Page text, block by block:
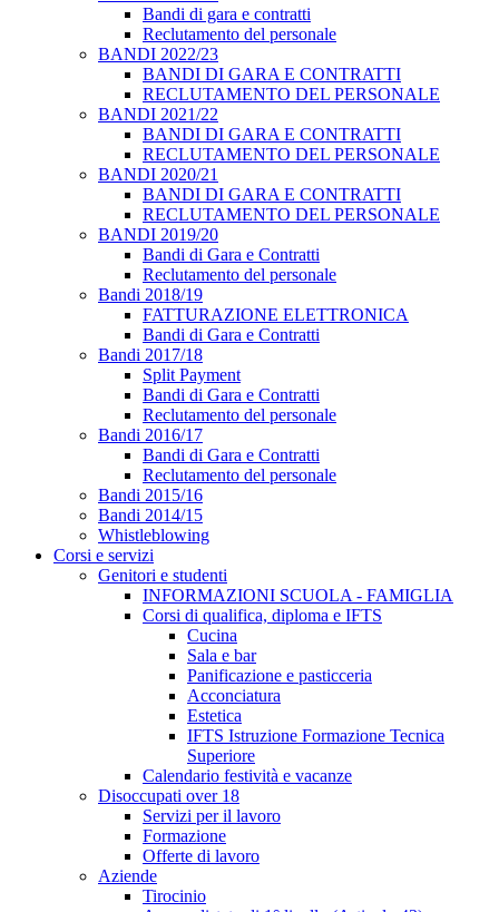
Bandi di gara e contratti
Reclutamento del personale
BANDI 2022/23
BANDI DI GARA E CONTRATTI
RECLUTAMENTO DEL PERSONALE
BANDI 2021/22
BANDI DI GARA E CONTRATTI
RECLUTAMENTO DEL PERSONALE
BANDI 2020/21
BANDI DI GARA E CONTRATTI
RECLUTAMENTO DEL PERSONALE
BANDI 2019/20
Bandi di Gara e Contratti
Reclutamento del personale
Bandi 2018/19
FATTURAZIONE ELETTRONICA
Bandi di Gara e Contratti
Bandi 2017/18
Split Payment
Bandi di Gara e Contratti
Reclutamento del personale
Bandi 2016/17
Bandi di Gara e Contratti
Reclutamento del personale
Bandi 2015/16
Bandi 2014/15
Whistleblowing
Corsi e servizi
Genitori e studenti
INFORMAZIONI SCUOLA - FAMIGLIA
Corsi di qualifica, diploma e IFTS
Cucina
Sala e bar
Panificazione e pasticceria
Acconciatura
Estetica
IFTS Istruzione Formazione Tecnica
Superiore
Calendario festività e vacanze
Disoccupati over 18
Servizi per il lavoro
Formazione
Offerte di lavoro
Aziende
Tirocinio